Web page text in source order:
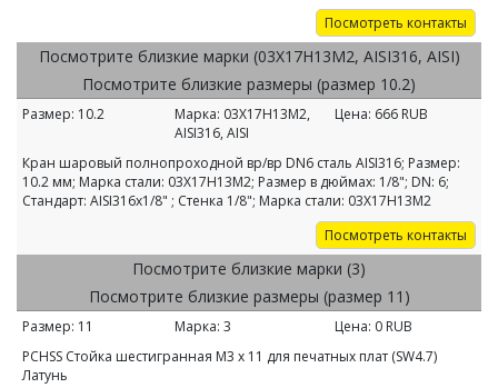
Посмотреть контакты
Посмотрите близкие марки (03Х17Н13М2, AISI316, AISI)
Посмотрите близкие размеры (размер 10.2)
Размер: 10.2 Марка: 03Х17Н13М2,
AISI316, AISI
Цена: 666 RUB
Кран шаровый полнопроходной вр/вр DN6 сталь AISI316; Размер:
10.2 мм; Марка стали: 03Х17Н13М2; Размер в дюймах: 1/8"; DN: 6;
Стандарт: AISI316х1/8" ; Стенка 1/8"; Марка стали: 03Х17Н13М2
Посмотреть контакты
Посмотрите близкие марки (3)
Посмотрите близкие размеры (размер 11)
Размер: 11 Марка: 3 Цена: 0 RUB
PCHSS Стойка шестигранная M3 х 11 для печатных плат (SW4.7)
Латунь